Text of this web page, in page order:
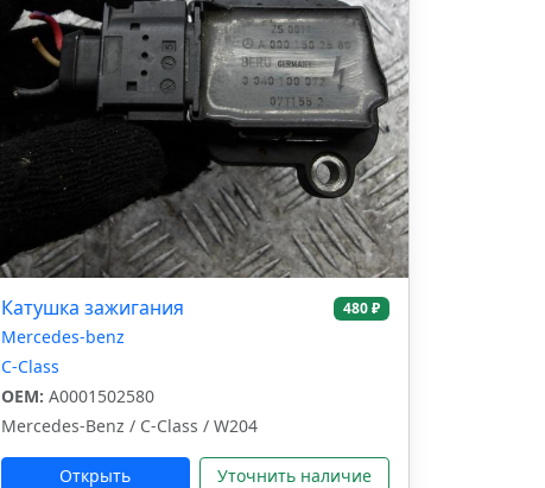
Катушка зажигания 480 ₽
Mercedes-benz
C-Class
OEM: A0001502580
Mercedes-Benz / C-Class / W204
Открыть Уточнить наличие